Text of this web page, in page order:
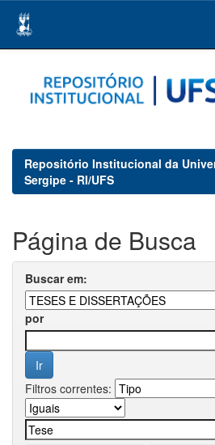
navigation
Repositório Institucional da
Sergipe - RI/UFS
Página de Busca
Buscar em:
por
Filtros correntes: